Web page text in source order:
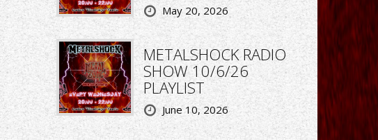
May 20, 2026
METALSHOCK RADIO
SHOW 10/6/26
PLAYLIST
June 10, 2026